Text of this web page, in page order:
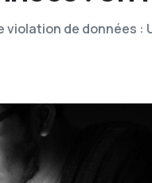
violation de données